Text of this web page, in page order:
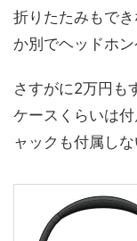
折りたたみもで
か別でヘッドホ
さすがに2万円も
ケースくらいは
ャックも付属し